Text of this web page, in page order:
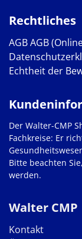
Rechtliches
AGBAGB
Echtheit der
Walter CMP
Kontakt
Der Walter-CMP
Fachkreise: Er
Bitte beachten
werden.